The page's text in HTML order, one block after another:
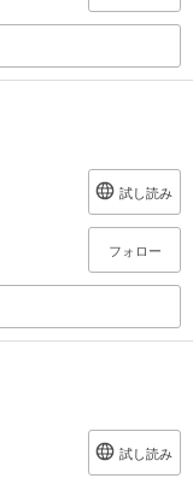
試し読み
フォロー
試し読み